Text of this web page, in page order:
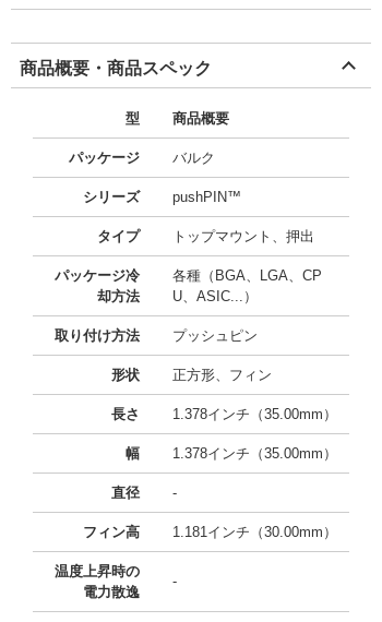
商品概要・商品スペック
型 商品概要
パッケージ バルク
シリーズ pushPIN™
タイプ トップマウント、押出
パッケージ冷
却方法
各種（BGA、LGA、CP
U、ASIC...）
取り付け方法 プッシュピン
形状 正方形、フィン
長さ 1.378インチ（35.00mm）
幅 1.378インチ（35.00mm）
直径 -
フィン高 1.181インチ（30.00mm）
温度上昇時の
電力散逸
-